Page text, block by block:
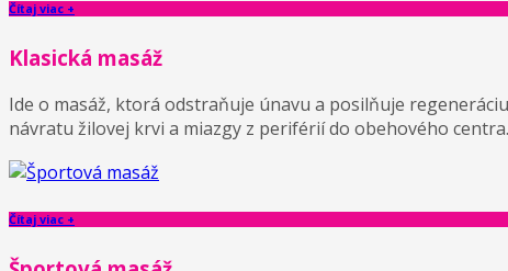
Čítaj viac +
Klasická masáž
Ide o masáž, ktorá odstraňuje únavu a posilňuje
návratu žilovej krvi a miazgy z periférií do obehového centra.
Čítaj viac +